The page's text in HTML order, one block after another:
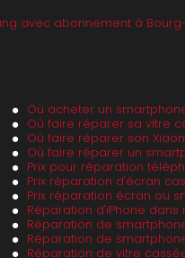
avec abonnement à
Où acheter un
Où faire réparer sa vitre
Où faire réparer son
Où faire réparer un
Prix pour réparation
Prix réparation d'écran
Prix réparation écran ou
Réparation d'iPhone
Réparation de
Réparation de
Réparation de vitre